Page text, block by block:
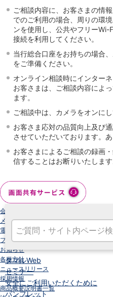
中国／四国
岡山県
広島県
徳島県
香川県
愛媛県
高知県
九州・沖縄
福岡県
熊本県
鹿児島県
沖縄県
オンライン相談専用
ATM
お客さまサポート
タマルWeb
セミナー
安全にご利用いただくために
パンフレット
ご相談内容に、お客さまの情
でのご利用の場合、周りの環
ンを使用し、公共やフリーWi-
接続を利用してください。
当行総合口座をお持ちの場合
をご準備ください。
オンライン相談時にインター
お客さまは、ご相談内容によ
ます。
ご相談中は、カメラをオンに
お客さま応対の品質向上及び
させていただいております。
お客さまによるご相談の録画
信することはお断りいたします
会社情報
メンテナンス情報
電子公告
プライバシーポリシー
お知らせ
各種方針
ニュースリリース
採用情報
商品概要説明書一覧